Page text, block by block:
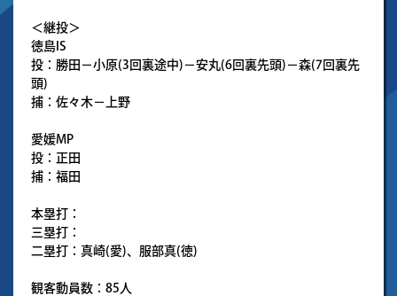
＜継投＞
徳島IS
投：勝田－小原(3回裏途中)－安丸(6回裏先頭)－森(7回裏先
頭)
捕：佐々木－上野
愛媛MP
投：正田
捕：福田
本塁打：
三塁打：
二塁打：真崎(愛)、服部真(徳)
観客動員数：85人